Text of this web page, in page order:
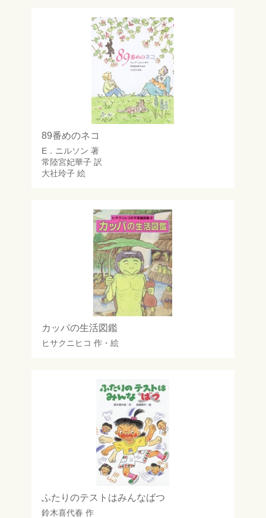
89番めのネコ
E．ニルソン 著
常陸宮妃華子訳
大社玲子絵
カッパの生活図鑑
ヒサクニヒコ 作・絵
ふたりのテストはみんなばつ
鈴木喜代春 作